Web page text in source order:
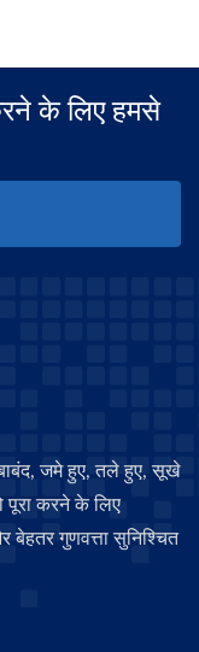
के लिए हमसे
जमे हुए, तले हुए, सूखे
पूरा करने के लिए
बेहतर गुणवत्ता सुनिश्चित